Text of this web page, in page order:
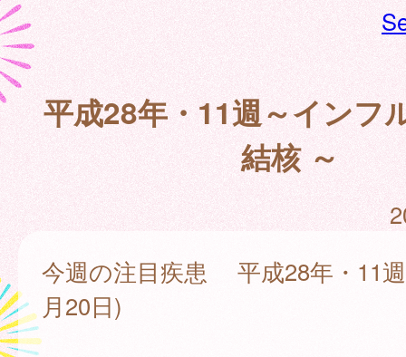
平成28年・11週～インフ
結核 ～
今週の注目疾患 平成28年・11
月20日)